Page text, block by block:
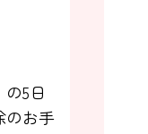
5日
のお手